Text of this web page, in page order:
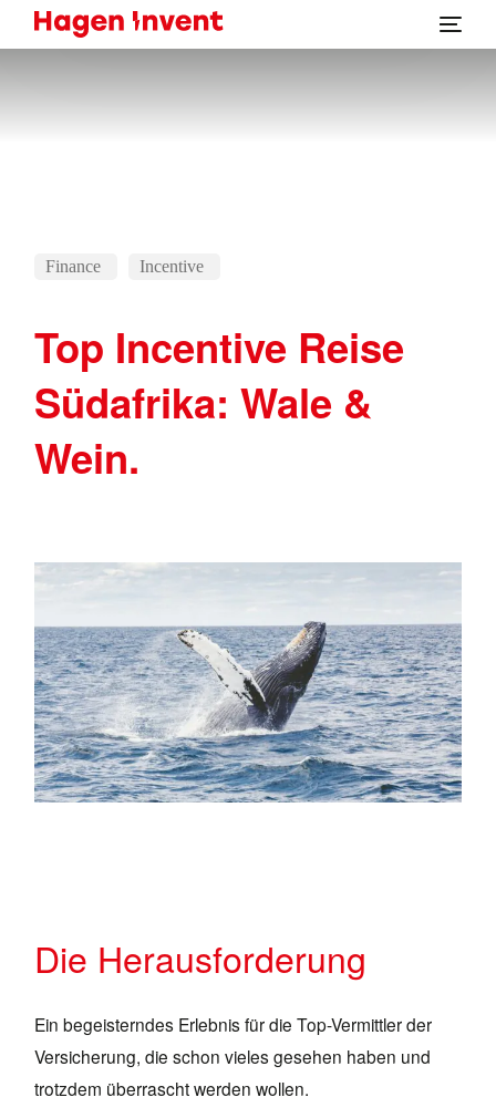
Finance Incentive
Top Incentive Reise
Südafrika: Wale &
Wein.
Die Herausforderung
Ein begeisterndes Erlebnis für die Top-Vermittler der
Versicherung, die schon vieles gesehen haben und
trotzdem überrascht werden wollen.